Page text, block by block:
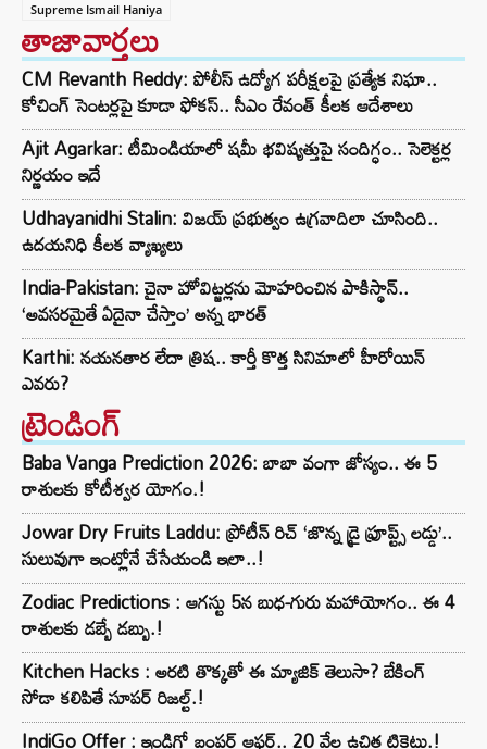
Supreme Ismail Haniya
తాజావార్తలు
CM Revanth Reddy: పోలీస్ ఉద్యోగ పరీక్షలపై ప్రత్యేక నిఘా..
కోచింగ్ సెంటర్లపై కూడా ఫోకస్.. సీఎం రేవంత్ కీలక ఆదేశాలు
Ajit Agarkar: టీమిండియాలో షమీ భవిష్యత్తుపై సందిగ్ధం.. సెలెక్టర్ల
నిర్ణయం ఇదే
Udhayanidhi Stalin: విజయ్ ప్రభుత్వం ఉగ్రవాదిలా చూసింది..
ఉదయనిధి కీలక వ్యాఖ్యలు
India-Pakistan: చైనా హోవిట్జర్లను మోహరించిన పాకిస్థాన్..
‘అవసరమైతే ఏదైనా చేస్తాం’ అన్న భారత్
Karthi: నయనతార లేదా త్రిష.. కార్తీ కొత్త సినిమాలో హీరోయిన్
ఎవరు?
ట్రెండింగ్‌
Baba Vanga Prediction 2026: బాబా వంగా జోస్యం.. ఈ 5
రాశులకు కోటీశ్వర యోగం.!
Jowar Dry Fruits Laddu: ప్రోటీన్ రిచ్ ‘జొన్న డ్రై ఫ్రూప్ట్స్ లడ్డు’..
సులువుగా ఇంట్లోనే చేసేయండి ఇలా..!
Zodiac Predictions : ఆగస్టు 5న బుధ-గురు మహాయోగం.. ఈ 4
రాశులకు డబ్బే డబ్బు.!
Kitchen Hacks : అరటి తొక్కతో ఈ మ్యాజిక్ తెలుసా? బేకింగ్
సోడా కలిపితే సూపర్ రిజల్ట్.!
IndiGo Offer : ఇండిగో బంపర్ ఆఫర్.. 20 వేల ఉచిత టికెట్లు.!